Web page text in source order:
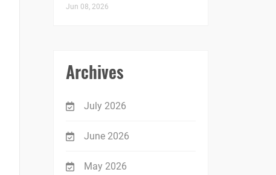
Jun 08, 2026
Archives
July 2026
June 2026
May 2026